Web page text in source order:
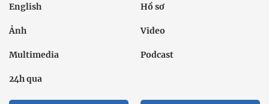
English Hồ sơ
Ảnh Video
Multimedia Podcast
24h qua